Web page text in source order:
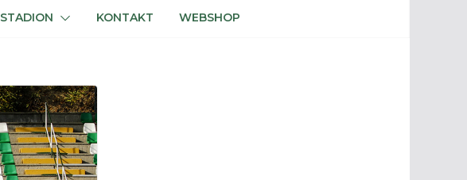
STADION KONTAKT WEBSHOP